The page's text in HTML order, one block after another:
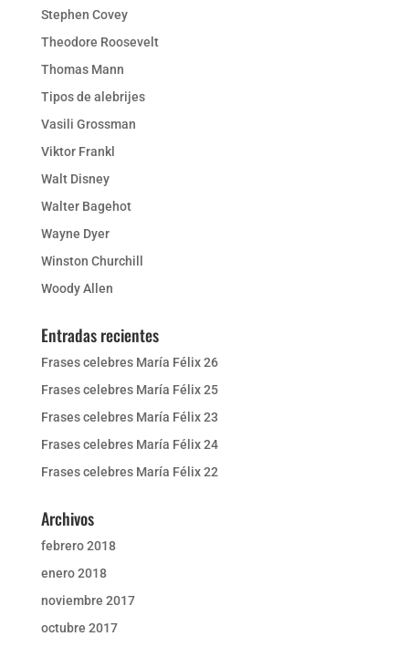
Stephen Covey
Theodore Roosevelt
Thomas Mann
Tipos de alebrijes
Vasili Grossman
Viktor Frankl
Walt Disney
Walter Bagehot
Wayne Dyer
Winston Churchill
Woody Allen
Entradas recientes
Frases celebres María Félix 26
Frases celebres María Félix 25
Frases celebres María Félix 23
Frases celebres María Félix 24
Frases celebres María Félix 22
Archivos
febrero 2018
enero 2018
noviembre 2017
octubre 2017